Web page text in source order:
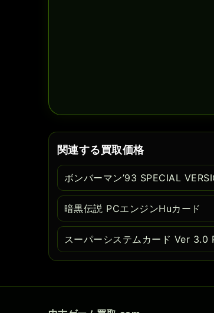
関連する買取価格
ボンバーマン’93 SPECIAL
暗黒伝説 PCエンジンHuカード
スーパーシステムカード Ver 3.0